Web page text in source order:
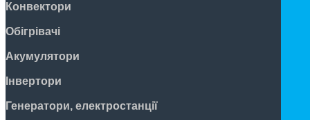
Конвектори
Обігрівачі
Акумулятори
Інвертори
Генератори, електростанції